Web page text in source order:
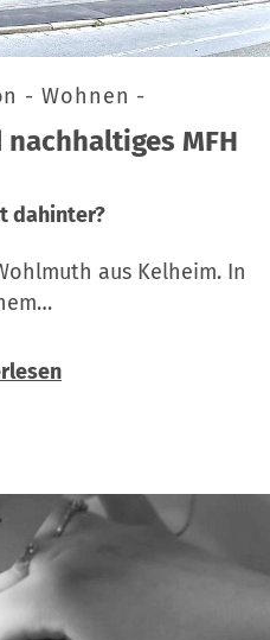
- Wohnen -
MFH
dahinter?
aus Kelheim. In